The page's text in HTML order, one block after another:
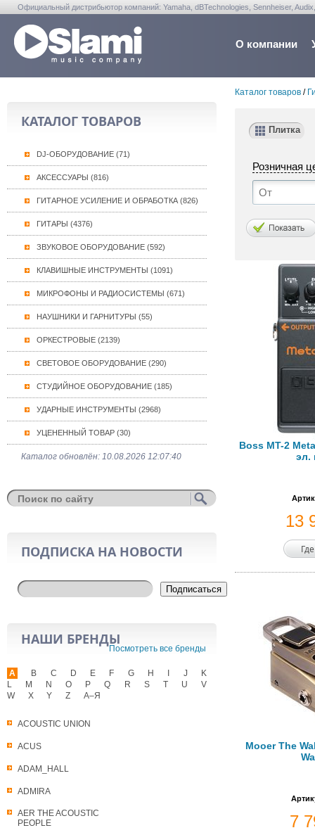
Официальный дистрибьютор компаний: Yamaha, dBTechnologies, Sennheiser,
О компании
КАТАЛОГ ТОВАРОВ
DJ-ОБОРУДОВАНИЕ (71)
АКСЕССУАРЫ (816)
ГИТАРНОЕ УСИЛЕНИЕ И ОБРАБОТКА (826)
ГИТАРЫ (4376)
ЗВУКОВОЕ ОБОРУДОВАНИЕ (592)
КЛАВИШНЫЕ ИНСТРУМЕНТЫ (1091)
МИКРОФОНЫ И РАДИОСИСТЕМЫ (671)
НАУШНИКИ И ГАРНИТУРЫ (55)
ОРКЕСТРОВЫЕ (2139)
СВЕТОВОЕ ОБОРУДОВАНИЕ (290)
СТУДИЙНОЕ ОБОРУДОВАНИЕ (185)
УДАРНЫЕ ИНСТРУМЕНТЫ (2968)
УЦЕНЕННЫЙ ТОВАР (30)
Каталог обновлён: 10.08.2026 12:07:40
ПОДПИСКА НА НОВОСТИ
Подписаться
НАШИ БРЕНДЫ
Посмотреть все бренды
A
ACOUSTIC UNION
ACUS
ADAM_HALL
ADMIRA
AER THE ACOUSTIC
PEOPLE
B C D E F G H J
K
L
M N O P Q R S T U
V
W
X Y Z А–Я
Каталог товаров/
Плитка
Розничная
Boss MT-2
эл.
13
Mooer The
7